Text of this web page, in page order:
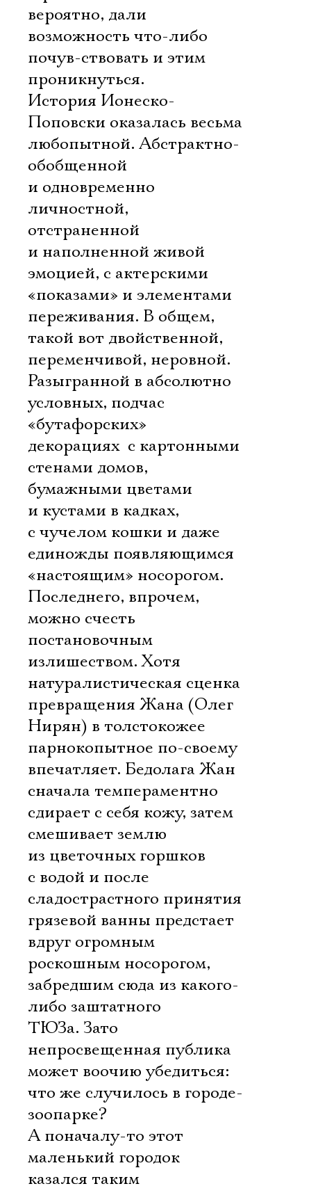
вероятно, дали
возможность что-либо
почув-ствовать и этим
проникнуться.
История Ионеско-
Поповски оказалась весьма
любопытной. Абстрактно-
обобщенной
и одновременно
личностной,
отстраненной
и наполненной живой
эмоцией, с актерскими
«показами» и элементами
переживания. В общем,
такой вот двойственной,
переменчивой, неровной.
Разыгранной в абсолютно
условных, подчас
«бутафорских»
декорациях  с картонными
стенами домов,
бумажными цветами
и кустами в кадках,
с чучелом кошки и даже
единожды появляющимся
«настоящим» носорогом.
Последнего, впрочем,
можно счесть
постановочным
излишеством. Хотя
натуралистическая сценка
превращения Жана (Олег
Нирян) в толстокожее
парнокопытное по-своему
впечатляет. Бедолага Жан
сначала темпераментно
сдирает с себя кожу, затем
смешивает землю
из цветочных горшков
с водой и после
сладострастного принятия
грязевой ванны предстает
вдруг огромным
роскошным носорогом,
забредшим сюда из какого-
либо заштатного
ТЮЗа. Зато
непросвещенная публика
может воочию убедиться:
что же случилось в городе-
зоопарке?
А поначалу-то этот
маленький городок
казался таким